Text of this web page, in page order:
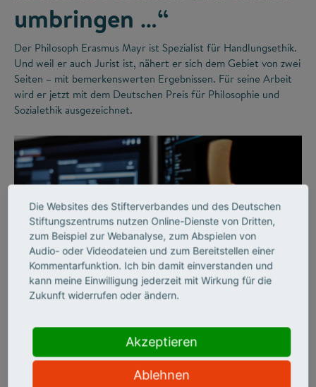
umbringen …“
Der Philosoph Erasmus Mayr ist Spezialist für Handlungsethik.
Und weil er auch Jurist ist, nähert er sich dem Gebiet von zwei
Seiten – mit bemerkenswerten Ergebnissen. Für seine Arbeit
wird er jetzt mit dem Deutschen Preis für Philosophie und
Sozialethik ausgezeichnet.
IMPACT OF SCIENCE
Revolutionäre Einblicke
Die Websites des Stifterverbandes und des Deutschen
Stiftungszentrums nutzen Online-Dienste von Dritten,
zum Beispiel zur Webanalyse, zum Abspielen von
Audio- oder Videodateien und zum Bereitstellen einer
Kommentarfunktion. Ich bin damit einverstanden und
kann meine Einwilligung jederzeit mit Wirkung für die
Zukunft widerrufen oder ändern.
Akzeptieren
Ablehnen